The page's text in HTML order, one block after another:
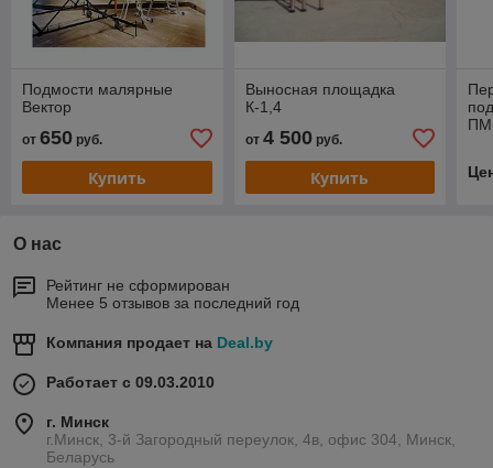
Подмости малярные
Вектор
от 650 руб.
Купить
Выносная площадка
К-1,4
от 4 500руб.
Купить
О нас
Рейтинг не сформирован
Менее 5 отзывов за последний год
Компания продает на Deal.by
Работает с 09.03.2010
г. Минск
г.Минск, 3-й Загородный переулок, 4в, офис 304, Минск,
Беларусь